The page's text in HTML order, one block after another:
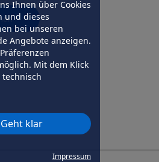
Ihnen über Cookies
und dieses
bei unseren
Angebote anzeigen.
Mit dem Klick
Geht klar
Impressum